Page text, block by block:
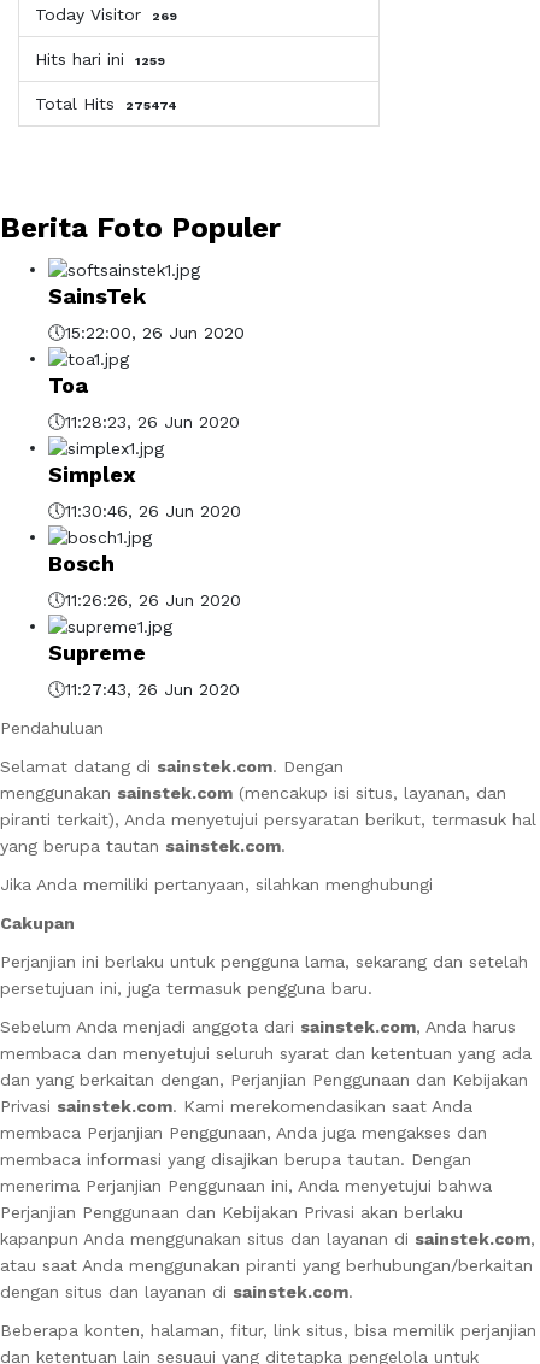
Today Visitor 269
Hits hari ini 1259
Total Hits 275474
Berita Foto Populer
SainsTek
🕔15:22:00, 26 Jun 2020
Toa
🕔11:28:23, 26 Jun 2020
Simplex
🕔11:30:46, 26 Jun 2020
Bosch
🕔11:26:26, 26 Jun 2020
Supreme
🕔11:27:43, 26 Jun 2020
Pendahuluan
Selamat datang di sainstek.com. Dengan
menggunakan sainstek.com (mencakup isi situs, layanan, dan
piranti terkait), Anda menyetujui persyaratan berikut, termasuk hal
yang berupa tautan sainstek.com.
Jika Anda memiliki pertanyaan, silahkan menghubungi
Cakupan
Perjanjian ini berlaku untuk pengguna lama, sekarang dan setelah
persetujuan ini, juga termasuk pengguna baru.
Sebelum Anda menjadi anggota dari sainstek.com, Anda harus
membaca dan menyetujui seluruh syarat dan ketentuan yang ada
dan yang berkaitan dengan, Perjanjian Penggunaan dan Kebijakan
Privasi sainstek.com. Kami merekomendasikan saat Anda
membaca Perjanjian Penggunaan, Anda juga mengakses dan
membaca informasi yang disajikan berupa tautan. Dengan
menerima Perjanjian Penggunaan ini, Anda menyetujui bahwa
Perjanjian Penggunaan dan Kebijakan Privasi akan berlaku
kapanpun Anda menggunakan situs dan layanan di sainstek.com,
atau saat Anda menggunakan piranti yang berhubungan/berkaitan
dengan situs dan layanan di sainstek.com.
Beberapa konten, halaman, fitur, link situs, bisa memilik perjanjian
dan ketentuan lain sesuaui yang ditetapka pengelola untuk